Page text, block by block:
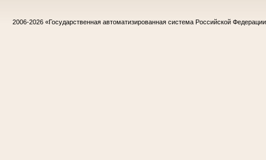
2006-2026 «Государственная автоматизированная система Российской